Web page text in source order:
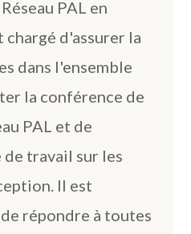
PAL en
d'assurer la
dans l'ensemble
la conférence de
PAL et de
travail sur les
Il est
répondre à toutes